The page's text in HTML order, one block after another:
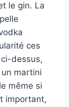
le gin. La
ces
dessus,
martini
même si
important,